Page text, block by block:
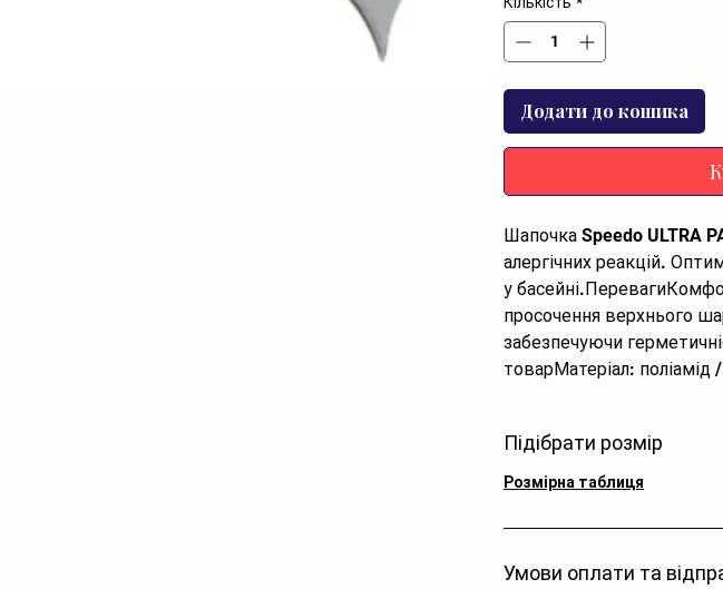
Додати до кошика
Шапочка Speedo ULTRA
алергічних реакцій.
у
просочення верхнього
забезпечуючи
товарМатеріал: поліамід
Підібрати розмір
Розмірна таблиця
Умови оплати та